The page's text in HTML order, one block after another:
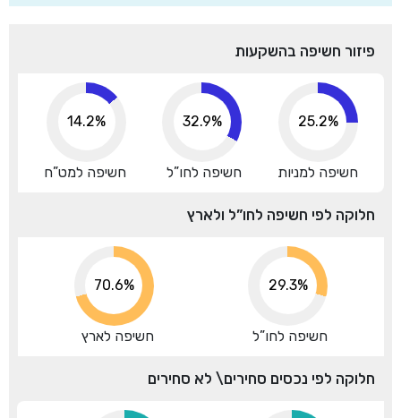
פיזור חשיפה בהשקעות
25.2%
חשיפה למניות
32.9%
חשיפה לחו”ל
14.2%
חשיפה למט”ח
חלוקה לפי חשיפה לחו”ל ולארץ
29.3%
חשיפה לחו”ל
70.6%
חשיפה לארץ
חלוקה לפי נכסים סחירים\ לא סחירים